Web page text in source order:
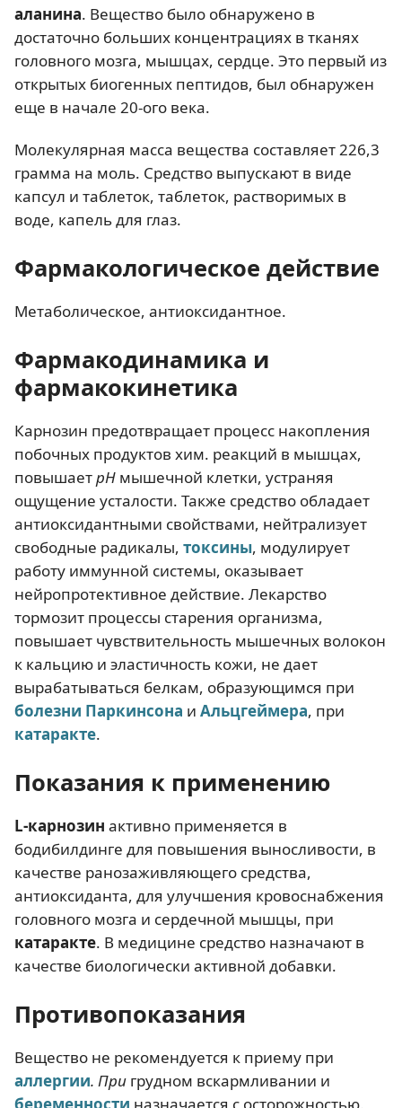
аланина. Вещество было обнаружено в
достаточно больших концентрациях в тканях
головного мозга, мышцах, сердце. Это первый из
открытых биогенных пептидов, был обнаружен
еще в начале 20-ого века.
Молекулярная масса вещества составляет 226,3
грамма на моль. Средство выпускают в виде
капсул и таблеток, таблеток, растворимых в
воде, капель для глаз.
Фармакологическое действие
Метаболическое, антиоксидантное.
Фармакодинамика и
фармакокинетика
Карнозин предотвращает процесс накопления
побочных продуктов хим. реакций в мышцах,
повышаетрН мышечной клетки, устраняя
ощущение усталости. Также средство обладает
антиоксидантными свойствами, нейтрализует
свободные радикалы, токсины, модулирует
работу иммунной системы, оказывает
нейропротективное действие. Лекарство
тормозит процессы старения организма,
повышает чувствительность мышечных волокон
к кальцию и эластичность кожи, не дает
вырабатываться белкам, образующимся при
болезни Паркинсона и Альцгеймера, при
катаракте.
Показания к применению
L-карнозин активно применяется в
бодибилдинге для повышения выносливости, в
качестве ранозаживляющего средства,
антиоксиданта, для улучшения кровоснабжения
головного мозга и сердечной мышцы, при
катаракте. В медицине средство назначают в
качестве биологически активной добавки.
Противопоказания
Вещество не рекомендуется к приему при
аллергии. При грудном вскармливании и